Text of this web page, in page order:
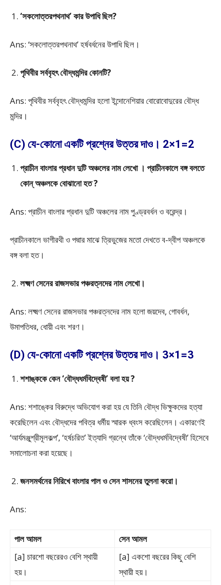
‘সকলোত্তরপথনাথ’ কার উপাধি ছিল?
Ans: ‘সকলোত্তরপথনাথ’ হর্ষবর্ধনের উপাধি ছিল।
পৃথিবীর সর্ববৃহৎ বৌদ্ধমন্দির কোনটি?
Ans: পৃথিবীর সর্ববৃহৎ বৌদ্ধমন্দির হলো ইন্দোনেশিয়ার বোরোবোদুরের বৌদ্ধ
মন্দির।
(C) যে-কোনো একটি প্রশ্নের উত্তর দাও। 2×1=2
প্রাচীন বাংলার প্রধান দুটি অঞ্চলের নাম লেখো । প্রাচীনকালে বঙ্গ বলতে
কোন্ অঞ্চলকে বোঝানো হত ?
Ans: প্রাচীন বাংলার প্রধান দুটি অঞ্চলের নাম পুণ্ড্রবর্ধন ও বরেন্দ্র।
প্রাচীনকালে ভাগীরথী ও পদ্মার মাঝে ত্রিভুজের মতো দেখতে ব-দ্বীপ অঞ্চলকে
বঙ্গ বলা হত।
লক্ষ্মণ সেনের রাজসভার পঞ্চরত্নদের নাম লেখো।
Ans: লক্ষ্মণ সেনের রাজসভার পঞ্চরত্নদের নাম হলো জয়দেব, গোবর্ধন,
উমাপতিধর, ধোয়ী এবং শরণ।
(D) যে-কোনো একটি প্রশ্নের উত্তর দাও। 3×1=3
শশাঙ্ককে কেন ‘বৌদ্ধধর্মবিদ্বেষী’ বলা হয় ?
Ans: শশাঙ্কের বিরুদ্ধে অভিযোগ করা হয় যে তিনি বৌদ্ধ ভিক্ষুকদের হত্যা
করেছিলেন এবং বৌদ্ধদের পবিত্র ধর্মীয় স্মারক ধ্বংস করেছিলেন। একারণেই
‘আর্যমঞ্জুশ্রীমূলকল্প’, ‘হর্ষচরিত’ ইত্যাদি গ্রন্থে তাঁকে ‘বৌদ্ধধর্মবিদ্বেষী’ হিসেবে
সমালোচনা করা হয়েছে।
জনসমর্থনের নিরিখে বাংলার পাল ও সেন শাসনের তুলনা করো।
Ans:
পাল আমল
সেন আমল
[a] চারশো বছরেরও বেশি স্থায়ী
হয়।
[a] একশো বছরের কিছু বেশি
স্থায়ী হয়।